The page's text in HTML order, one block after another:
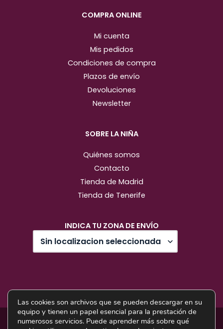
m
COMPRA ONLINE
Mi cuenta
Mis pedidos
Condiciones de compra
Plazos de envío
Devoluciones
Newsletter
SOBRE LA NIÑA
Quiénes somos
Contacto
Tienda de Madrid
Tienda de Tenerife
INDICA TU ZONA DE ENVÍO
Diseño web: Pixel Innova
Las cookies son archivos que se pueden descargar en su
equipo y tienen un papel esencial para la prestación de
numerosos servicios. Puede aprender más sobre qué